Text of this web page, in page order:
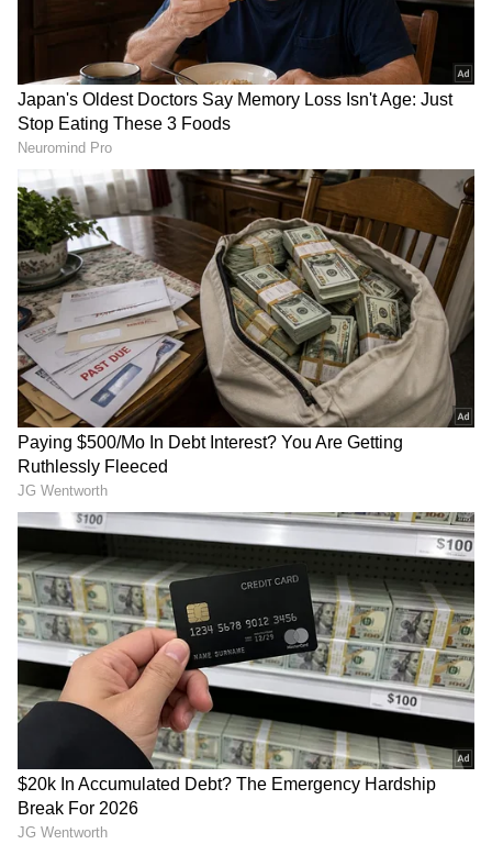
Related Articles
Karnataka Caste Census report: ಜಾತಿ ಗಣತಿ
ಅಂತಿಮ ವರದಿ ಸಿಎಂಗೆ ಸಲ್ಲಿಕೆ: ರಾಜ್ಯದ ಜನಸಂಖ್ಯೆಯಲ್ಲಿ
ಮುಸ್ಲಿಮರೇ ನಂಬರ್‌ 1!
ತುಮಕೂರು: ನವದಂಪತಿ ದೇವಾಲಯ ಪ್ರವೇಶಿಸಿದ್ದಕ್ಕೆ
ಮೈ ಮೇಲೆ ದೇವರು ಬಂದಂತೆ ನಟಿಸಿ ಜಾತಿ ನಿಂದನೆ,
ನ್ಯಾಯಕೊಡಿಸಿದ ತಹಶೀಲ್ದಾರ್ ಅಹಮದ್
ಸುವರ್ಣ ನ್ಯೂಸ್ ಅಧಿಕೃತ ಆ್ಯಪ್ ಡೌನ್‌ಲೋಡ್ ಮಾಡಿ
ಹಾಗು ಎಲ್ಲಾ ಅಪ್‌ಡೇಟ್ ಗಳನ್ನು ಪಡೆಯಿರಿ.
RECOMMENDED STORIES
ನೀನು ಕೊಲ್ಲದಿದ್ರೆ ಗಂಡನ ನಾನೇ
ಹ*ತ್ಯೆ ಮಾಡ್ತೀನಿ: ಲವರ್‌ಗೆ
ಮೆಸೇಜ್‌ ಕಳುಹಿಸಿದ ಮಹಿಳೆ
ಈ ಬ್ಯೂಟಿಫುಲ್ ನಟಿ ಜತೆಗೆ
ದಾಂಪತ್ಯ ಜೀವನಕ್ಕೆ ಕಾಲಿಟ್ಟ ಟೀಂ
ಇಂಡಿಯಾ ಕ್ರಿಕೆಟಿಗ! ಗುಟ್ಟಾಗಿ ಆದ
ಮದುವೆಯ ಫೋಟೋ ವೈರಲ್